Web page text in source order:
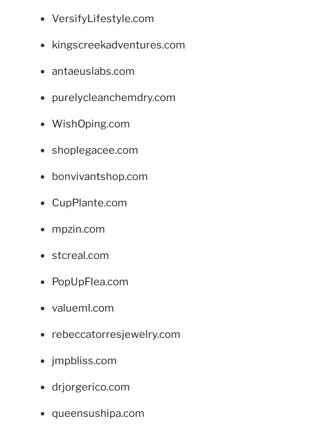
VersifyLifestyle.com
kingscreekadventures.com
antaeuslabs.com
purelycleanchemdry.com
WishOping.com
shoplegacee.com
bonvivantshop.com
CupPlante.com
mpzin.com
stcreal.com
PopUpFlea.com
valueml.com
rebeccatorresjewelry.com
jmpbliss.com
drjorgerico.com
queensushipa.com